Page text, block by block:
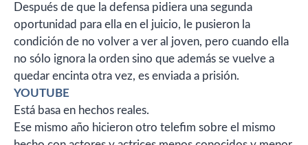
Después de que la defensa pidiera una segunda
oportunidad para ella en el juicio, le pusieron la
condición de no volver a ver al joven, pero cuando ella
no sólo ignora la orden sino que además se vuelve a
quedar encinta otra vez, es enviada a prisión.
YOUTUBE
Está basa en hechos reales.
Ese mismo año hicieron otro telefim sobre el mismo